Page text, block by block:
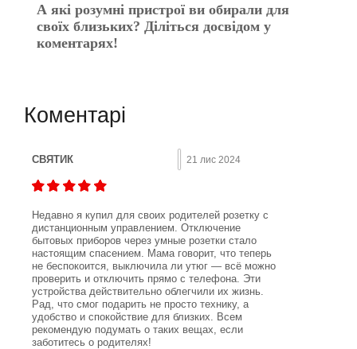
А які розумні пристрої ви обирали для
своїх близьких? Діліться досвідом у
коментарях!
Коментарі
СВЯТИК 21 лис 2024
Недавно я купил для своих родителей розетку с
дистанционным управлением. Отключение
бытовых приборов через умные розетки стало
настоящим спасением. Мама говорит, что теперь
не беспокоится, выключила ли утюг — всё можно
проверить и отключить прямо с телефона. Эти
устройства действительно облегчили их жизнь.
Рад, что смог подарить не просто технику, а
удобство и спокойствие для близких. Всем
рекомендую подумать о таких вещах, если
заботитесь о родителях!